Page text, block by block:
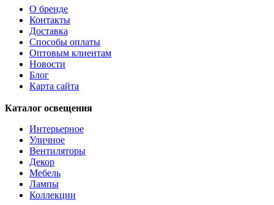
AMBATOBE
AMBILOBE
AMBONDRONA
AMBORIALA
AMEZAGA
AMOATSY
AMPITABE
AMSFIELD 1
ANJABE
ANTELAO
ANTIPOLO
ANWICK
ANWICK 1
ANZINO
APRICALE
ARACENA
О бренде
Контакты
Доставка
Способы оплаты
Оптовым клиентам
Новости
Блог
Карта сайта
Каталог освещения
Интерьерное
Уличное
Вентиляторы
Декор
Мебель
Лампы
Коллекции